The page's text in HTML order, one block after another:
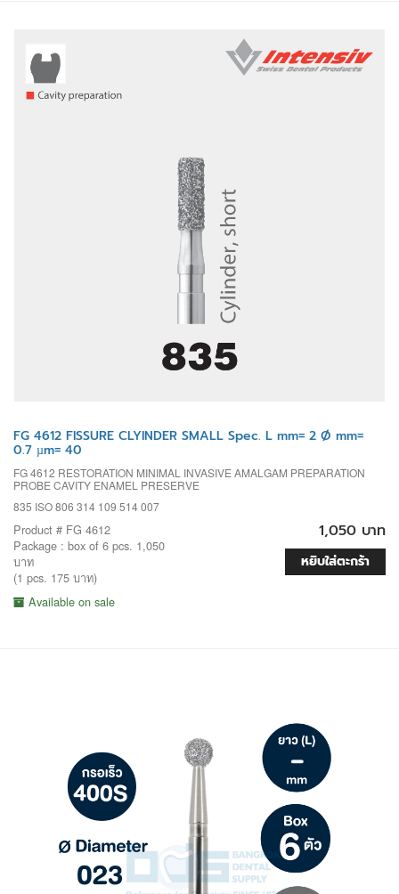
FG 4612 FISSURE CLYINDER SMALL Spec. L mm= 2 Ø mm=
0.7 µm= 40
FG 4612 RESTORATION MINIMAL INVASIVE AMALGAM PREPARATION
PROBE CAVITY ENAMEL PRESERVE
835 ISO 806 314 109 514 007
Product # FG 4612
Package : box of 6 pcs. 1,050
บาท
(1 pcs. 175 บาท)
Available on sale
1,050 บาท
หยิบใส่ตะกร้า